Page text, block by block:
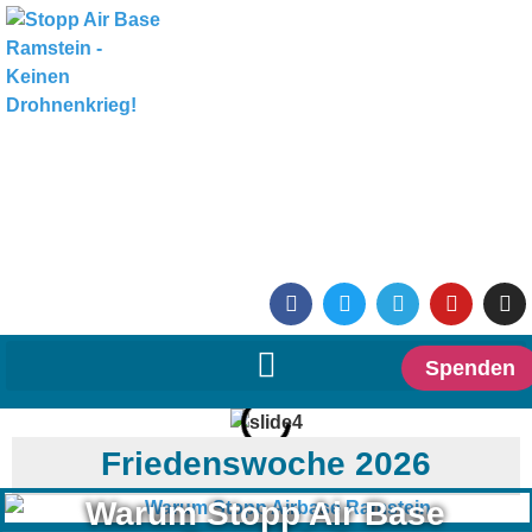
Spenden
Friedenswoche 2026
Warum Stopp Air Base